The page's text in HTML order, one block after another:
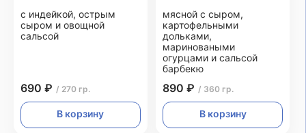
с индейкой, острым
сыром и овощной
сальсой
690 ₽ / 270 гр.
В корзину
мясной с сыром,
картофельными
дольками,
мариноваными
огурцами и сальсой
барбекю
890 ₽ / 360 гр.
В корзину